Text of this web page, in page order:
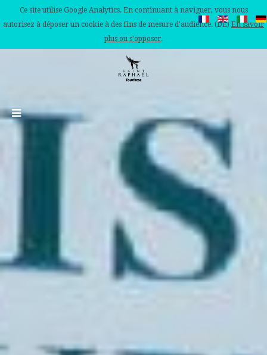
Ce site utilise Google Analytics. En continuant à naviguer, vous nous
autorisez à déposer un cookie à des fins de mesure d'audience. (DE) En savoir
plus ou s'opposer.